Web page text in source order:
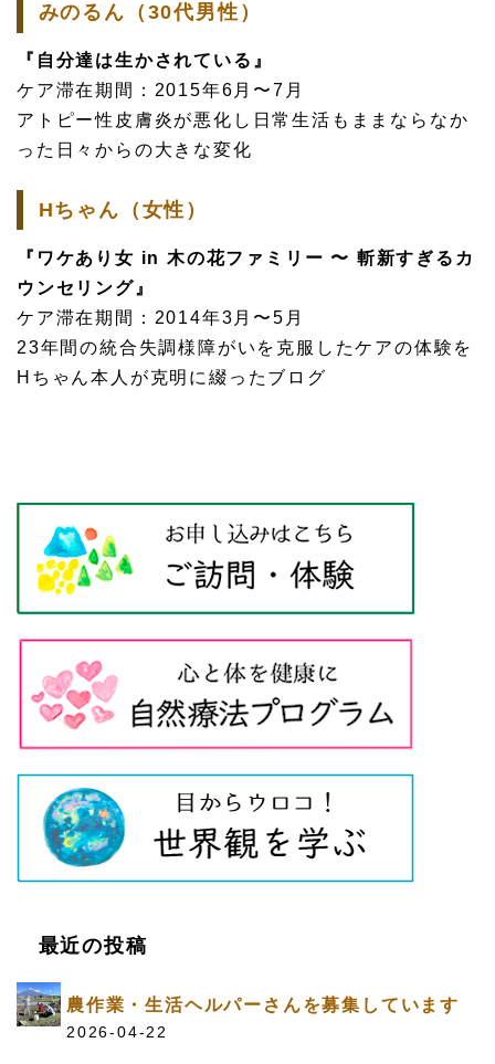
みのるん（30代男性）
『自分達は生かされている』
ケア滞在期間：2015年6月〜7月
アトピー性皮膚炎が悪化し日常生活もままならなか
った日々からの大きな変化
Hちゃん（女性）
『ワケあり女 in 木の花ファミリー 〜 斬新すぎるカ
ウンセリング』
ケア滞在期間：2014年3月〜5月
23年間の統合失調様障がいを克服したケアの体験を
Hちゃん本人が克明に綴ったブログ
最近の投稿
農作業・生活ヘルパーさんを募集しています
2026-04-22